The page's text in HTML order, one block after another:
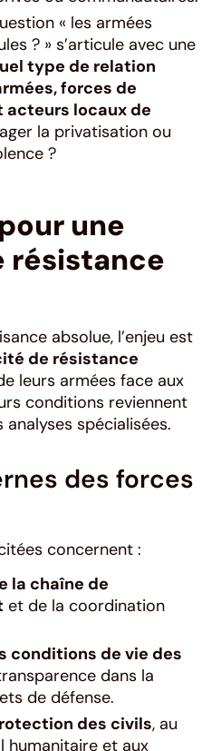
« les armées
? » s’articule avec une
type de relation
forces de
locaux de
la privatisation ou
?
une
résistance
absolue, l’enjeu est
de résistance
leurs armées face aux
conditions reviennent
spécialisées.
des forces
concernent :
la chaîne de
et de la coordination
conditions de vie des
dans la
de défense.
des civils, au
et aux